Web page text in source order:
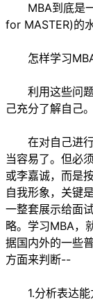
MBA到底是一
for MASTER)的
怎样学习MBA
利用这些问题
己充分了解自己。
在对自己进行
当容易了。但必
或李嘉诚，而是
自我形象，关键
一整套展示给面
略。学习MBA，
据国内外的一些
方面来判断--
1.分析表达能